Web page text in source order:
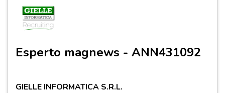
Esperto magnews - ANN431092
GIELLE INFORMATICA S.R.L.